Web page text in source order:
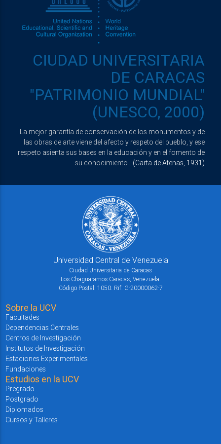
CIUDAD UNIVERSITARIA
DE CARACAS
"PATRIMONIO MUNDIAL"
(UNESCO, 2000)
"La mejor garantía de conservación de los monumentos y de
las obras de arte viene del afecto y respeto del pueblo, y ese
respeto asienta sus bases en la educación y en el fomento de
su conocimiento". (Carta de Atenas, 1931)
Universidad Central de Venezuela
Ciudad Universitaria de Caracas
Los Chaguaramos Caracas, Venezuela.
Código Postal: 1050. Rif: G-20000062-7
Sobre la UCV
Facultades
Dependencias Centrales
Centros de Investigación
Institutos de Investigación
Estaciones Experimentales
Fundaciones
Estudios en la UCV
Pregrado
Postgrado
Diplomados
Cursos y Talleres